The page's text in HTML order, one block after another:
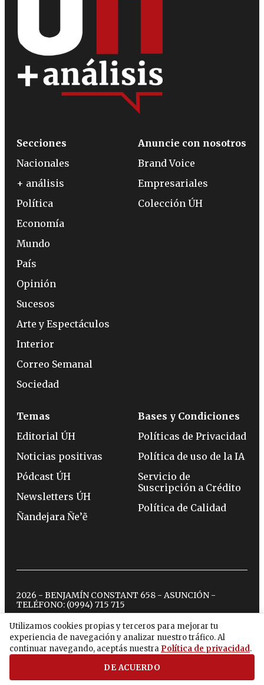
Utilizamos cookies propias y terceros para mejorar tu
experiencia de navegación y analizar nuestro tráfico. Al
continuar navegando, aceptás nuestra Política de privacidad.
DE ACUERDO
Secciones
Nacionales
+ análisis
Política
Economía
Mundo
País
Opinión
Sucesos
Arte y Espectáculos
Interior
Correo Semanal
Sociedad
Anuncie con nosotros
Brand Voice
Empresariales
Colección ÚH
Temas
Editorial ÚH
Noticias positivas
Pódcast ÚH
Newsletters ÚH
Ñandejara Ñe’ẽ
Bases y Condiciones
Políticas de Privacidad
Política de uso de la IA
Servicio de
Suscripción a Crédito
Política de Calidad
2026 - BENJAMÍN CONSTANT 658 - ASUNCIÓN -
TELÉFONO: (0994) 715 715
twitterinstagram
facebook
tiktokyoutubespotify